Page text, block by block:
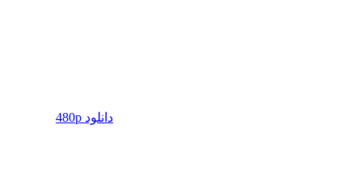
دانلود 480p